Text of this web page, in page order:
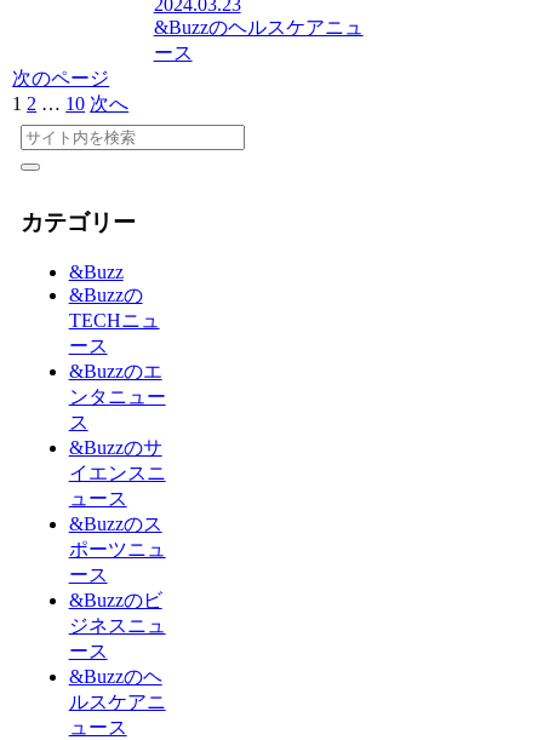
2024.03.23
&Buzzのヘルスケアニュ
ース
次のページ
1 2 … 10 次へ
カテゴリー
&Buzz
&Buzzの
TECHニュ
ース
&Buzzのエ
ンタニュー
ス
&Buzzのサ
イエンスニ
ュース
&Buzzのス
ポーツニュ
ース
&Buzzのビ
ジネスニュ
ース
&Buzzのヘ
ルスケアニ
ュース